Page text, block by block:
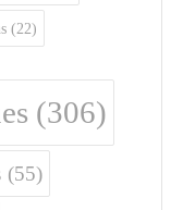
(22)
(306)
(55)